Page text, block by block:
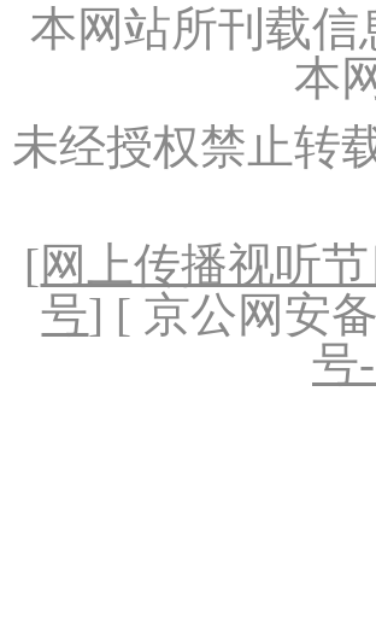
本网站所刊载
本
未经授权禁止转
[网上传播视听
号] [ 京公网安
号